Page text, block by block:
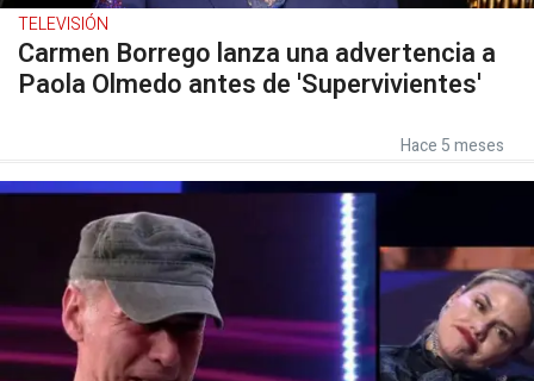
TELEVISIÓN
Carmen Borrego lanza una advertencia a
Paola Olmedo antes de 'Supervivientes'
Hace 5 meses